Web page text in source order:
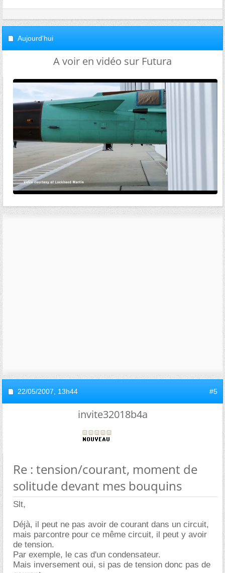
Aujourd'hui
A voir en vidéo sur Futura
22/05/2007, 13h44 #5
invite32018b4a
Re : tension/courant, moment de
solitude devant mes bouquins
Slt,
Déjà, il peut ne pas avoir de courant dans un circuit,
mais parcontre pour ce même circuit, il peut y avoir
de tension.
Par exemple, le cas d'un condensateur.
Mais inversement oui, si pas de tension donc pas de